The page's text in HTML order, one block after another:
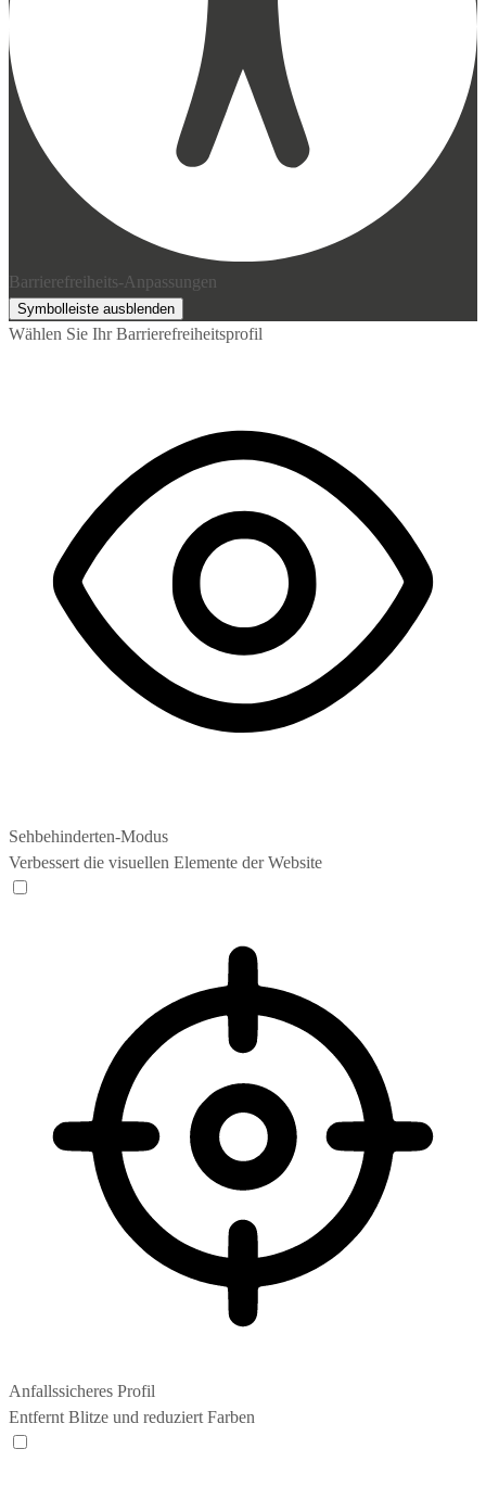
Barrierefreiheits-Anpassungen
Symbolleiste ausblenden
Wählen Sie Ihr Barrierefreiheitsprofil
Sehbehinderten-Modus
Verbessert die visuellen Elemente der Website
Anfallssicheres Profil
Entfernt Blitze und reduziert Farben